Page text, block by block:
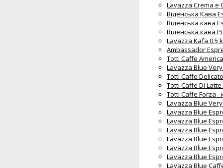
Lavazza Crema e
Віденська Кава
Віденська кава
Віденська кава
Lavazza Kafa 0,5
Ambassador
Totti Caffe
Lavazza Blue
Totti Caffe
Totti Caffe Di
Totti Caffe Forza -
Lavazza Blue
Lavazza Blue
Lavazza Blue
Lavazza Blue
Lavazza Blue
Lavazza Blue
Lavazza Blue
Lavazza Blue